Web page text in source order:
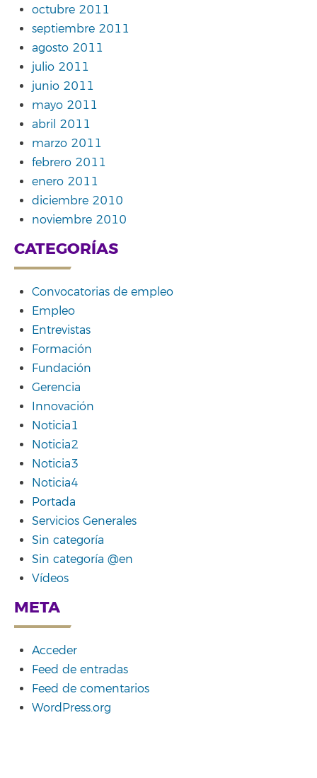
octubre 2011
septiembre 2011
agosto 2011
julio 2011
junio 2011
mayo 2011
abril 2011
marzo 2011
febrero 2011
enero 2011
diciembre 2010
noviembre 2010
CATEGORÍAS
Convocatorias de empleo
Empleo
Entrevistas
Formación
Fundación
Gerencia
Innovación
Noticia1
Noticia2
Noticia3
Noticia4
Portada
Servicios Generales
Sin categoría
Sin categoría @en
Vídeos
META
Acceder
Feed de entradas
Feed de comentarios
WordPress.org